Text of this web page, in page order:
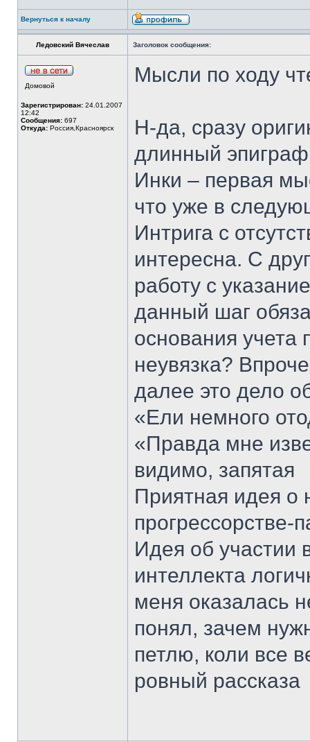
Вернуться к началу
Ледовский Вячеслав Заголовок сообщения:
Домовой
Зарегистрирован: 24.01.2007
12:42
Сообщения: 697
Откуда: Россия,Красноярск
Мысли по ходу
Н-да, сразу
длинный
Инки – первая
что уже в
Интрига с
интересна. С
работу с
данный шаг
основания учета
неувязка?
далее это дело
«Ели немного
«Правда мне
видимо, запятая
Приятная идея о
прогрессорстве-
Идея об участии
интеллекта
меня оказалась
понял, зачем
петлю, коли все
ровный рассказа